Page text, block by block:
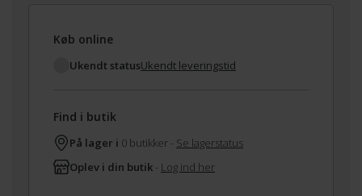
Køb online
Ukendt statusUkendt leveringstid
Find i butik
På lager i 0 butikker - Se lagerstatus
Oplev i din butik - Log ind her